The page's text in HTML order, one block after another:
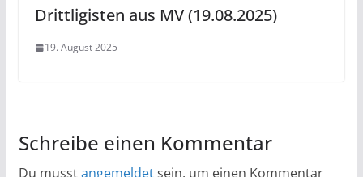
Drittligisten aus MV (19.08.2025)
19. August 2025
Schreibe einen Kommentar
Du musstangemeldetsein, um einen Kommentar